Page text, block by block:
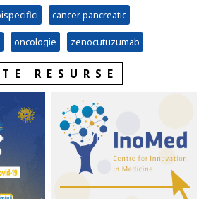
cancer pancreatic
oncologie zenocutuzumab
RESURSE